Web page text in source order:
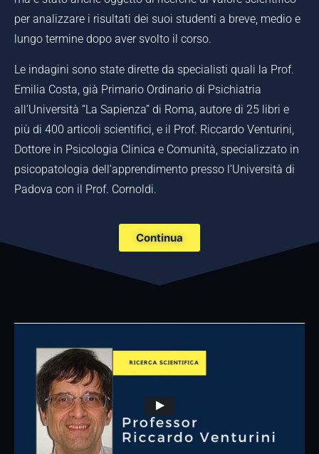
per analizzare i risultati dei suoi studenti a breve, medio e
lungo termine dopo aver svolto il corso.
Le indagini sono state dirette da specialisti quali la Prof.
Emilia Costa, già Primario Ordinario di Psichiatria
all’Università “La Sapienza” di Roma, autore di 25 libri e
più di 400 articoli scientifici, e il Prof. Riccardo Venturini,
Dottore in Psicologia Clinica e Comunità, specializzato in
psicopatologia dell’apprendimento presso l’Università di
Padova con il Prof. Cornoldi.
Continua